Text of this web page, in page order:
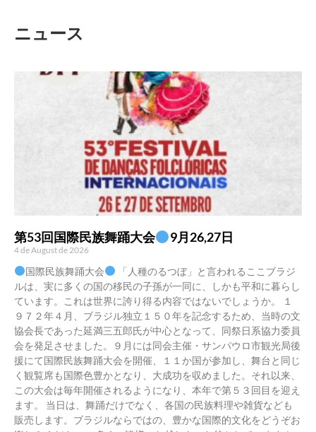
ニュース
第53回国際民族舞踊大会 9月26,27日
4 de August de 2026
国際民族舞踊大会
「人種のるつぼ」と言われるここブラジ
ルは、実に多くの国の移民の子孫が一同に、しかも平和に暮らし
ています。これは世界に誇り得る内容ではないでしょうか。 １
９７２年４月、ブラジル独立１５０年を記念するため、当時の文
協会長であった延満三五郎氏が中心となって、同祭日系協力委員
会を発足させました。９月には同会主催・サンパウロ市観光局後
援にて国際民族舞踊大会を開催、１１か国が参加し、舞台と同じ
く観覧席も国際色豊かとなり、大成功を収めました。それ以来、
この大会は毎年開催されるようになり、本年で第５３回目を迎え
ます。 当日は、舞踊だけでなく、各国の民族料理や雑貨なども
販売します。ブラジルならではの、豊かな国際的文化をどうぞお